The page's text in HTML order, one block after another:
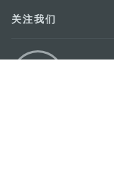
关注我们